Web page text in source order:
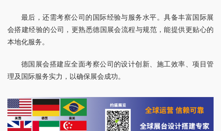
最后，还需考察公司的国际经验与服务水平。具备丰富国际展
会搭建经验的公司，更熟悉德国展会流程与规范，能提供更贴心的
本地化服务。
德国展会搭建应全面考察公司的设计创新、施工效率、项目管
理及国际服务实力，以确保展会成功。